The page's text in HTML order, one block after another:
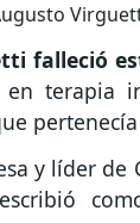
falleció
terapia
y líder